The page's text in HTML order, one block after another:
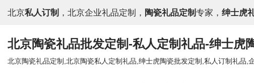
至
正
北京私人订制 ，北京企业礼品定制， 陶瓷礼品定制 专家， 绅士虎
北京陶瓷礼品批发定制-私人定制礼品-绅士虎
北京陶瓷礼品定制,北京陶瓷私人定制礼品,绅士虎陶瓷批发定制,私人订制礼品,